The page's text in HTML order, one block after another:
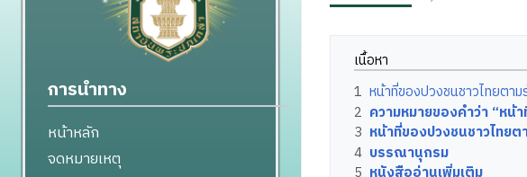
เนื้อหา
1 หน้าที่ของปวงชนชาวไทยต
2 ความหมายของคำว่า “หน้
3 หน้าที่ของปวงชนชาวไทย
4 บรรณานุกรม
การนำทาง
หน้าหลัก
จดหมายเหตุ